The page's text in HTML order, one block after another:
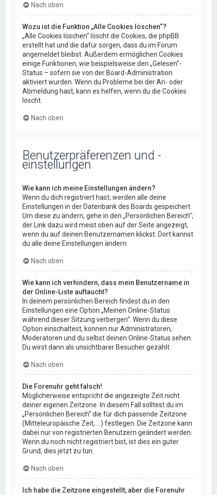
Nach oben
Wozu ist die Funktion „Alle Cookies löschen“?
„Alle Cookies löschen“ löscht die Cookies, die phpBB
erstellt hat und die dafür sorgen, dass du im Forum
angemeldet bleibst. Außerdem ermöglichen Cookies
einige Funktionen, wie beispielsweise den „Gelesen“-
Status – sofern sie von der Board-Administration
aktiviert wurden. Wenn du Probleme bei der An- oder
Abmeldung hast, kann es helfen, wenn du die Cookies
löscht.
Nach oben
Benutzerpräferenzen und -
einstellungen
Wie kann ich meine Einstellungen ändern?
Wenn du dich registriert hast, werden alle deine
Einstellungen in der Datenbank des Boards gespeichert.
Um diese zu ändern, gehe in den „Persönlichen Bereich“;
der Link dazu wird meist oben auf der Seite angezeigt,
wenn du auf deinen Benutzernamen klickst. Dort kannst
du alle deine Einstellungen ändern.
Nach oben
Wie kann ich verhindern, dass mein Benutzername in
der Online-Liste auftaucht?
In deinem persönlichen Bereich findest du in den
Einstellungen eine Option „Meinen Online-Status
während dieser Sitzung verbergen“. Wenn du diese
Option einschaltest, können nur Administratoren,
Moderatoren und du selbst deinen Online-Status sehen.
Du wirst dann als unsichtbarer Besucher gezählt.
Nach oben
Die Forenuhr geht falsch!
Möglicherweise entspricht die angezeigte Zeit nicht
deiner eigenen Zeitzone. In diesem Fall solltest du im
„Persönlichen Bereich“ die für dich passende Zeitzone
(Mitteleuropäische Zeit, ...) festlegen. Die Zeitzone kann
dabei nur von registrierten Benutzern geändert werden.
Wenn du noch nicht registriert bist, ist dies ein guter
Grund, dies jetzt zu tun.
Nach oben
Ich habe die Zeitzone eingestellt, aber die Forenuhr